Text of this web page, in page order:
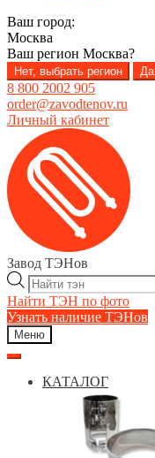
Ваш город:
Москва
Ваш регион Москва?
Нет, выбрать регион Да
8 800 2002 905
order@zavodtenov.ru
Личный кабинет
Перейти
навигации
Перейти
содержимому
Завод ТЭНов
Поиск
товаров
Найти ТЭН по фото
Узнать наличие ТЭНов
Меню
КАТАЛОГ